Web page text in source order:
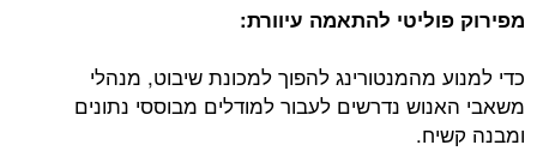
מפירוק פוליטי להתאמה עיוורת:
כדי למנוע מהמנטורינג להפוך למכונת שיבוט, מנהלי
משאבי האנוש נדרשים לעבור למודלים מבוססי נתונים
ומבנה קשיח.